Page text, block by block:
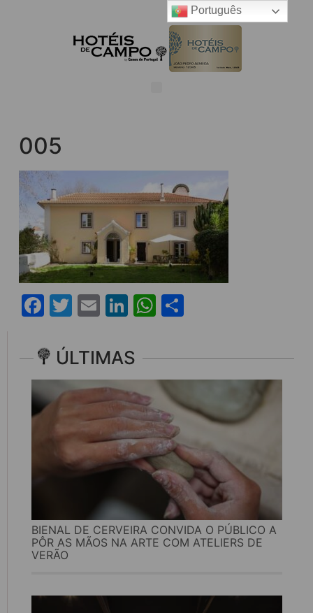
005
Facebook
Twitter
EmailLinkedIn
WhatsApp
ÚLTIMAS
BIENAL DE CERVEIRA CONVIDA O PÚBLICO A
PÔR AS MÃOS NA ARTE COM ATELIERS DE
VERÃO
Português